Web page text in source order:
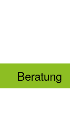
Beratung